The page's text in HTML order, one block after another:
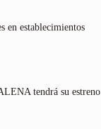
en establecimientos
tendrá su estreno